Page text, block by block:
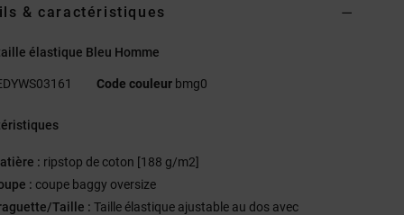
& caractéristiques
élastique Bleu Homme
Code couleur bmg0
: ripstop de coton [188 g/m2]
: coupe baggy oversize
Taille :Taille élastique ajustable au dos avec